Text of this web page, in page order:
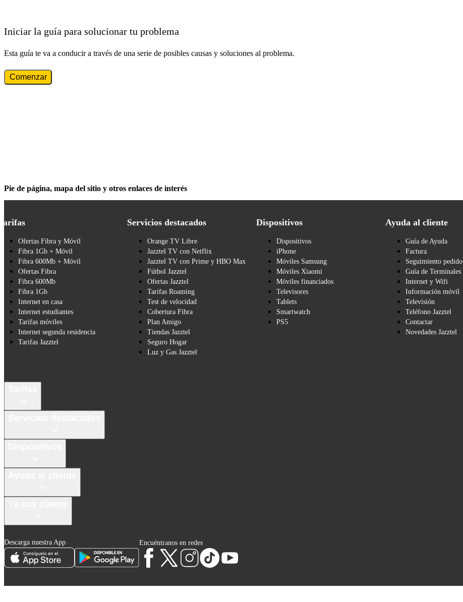
Iniciar la guía para solucionar tu problema
Esta guía te va a conducir a través de una serie de posibles causas y soluciones al problema.
Comenzar
Pie de página, mapa del sitio y otros enlaces de interés
Ofertas Fibra y Móvil
Fibra 1Gb + Móvil
Fibra 600Mb + Móvil
Ofertas Fibra
Fibra 600Mb
Fibra 1Gb
Internet en casa
Internet estudiantes
Tarifas móviles
Internet segunda residencia
Tarifas Jazztel
Servicios destacados
Orange TV Libre
Jazztel TV con Netflix
Jazztel TV con Prime y HBO Max
Fútbol Jazztel
Ofertas Jazztel
Tarifas Roaming
Test de velocidad
Cobertura Fibra
Plan Amigo
Tiendas Jazztel
Seguro Hogar
Luz y Gas Jazztel
Dispositivos
Dispositivos
iPhone
Móviles Samsung
Móviles Xiaomi
Móviles financiados
Televisores
Tablets
Smartwatch
PS5
Ayuda al cliente
Guía de Ayuda
Factura
Seguimiento pedido
Guía de Terminales
Internet y Wifi
Información móvil
Televisión
Teléfono Jazztel
Contactar
Novedades Jazztel
Descarga nuestra App Encuéntranos en redes